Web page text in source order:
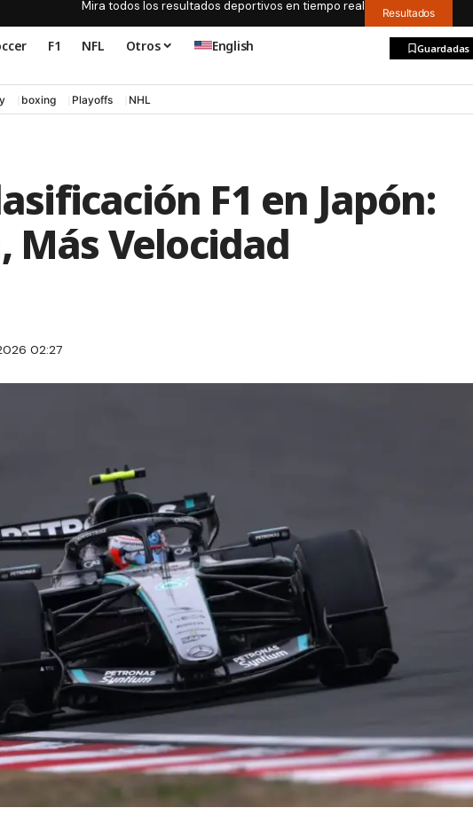
Mira todos los resultados deportivos en tiempo real Resultados
F1 NFL Otros English Guardadas
boxing Playoffs NHL
F1 en Japón:
Más Velocidad
02:27